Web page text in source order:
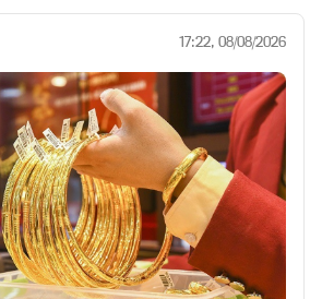
17:22, 08/08/2026